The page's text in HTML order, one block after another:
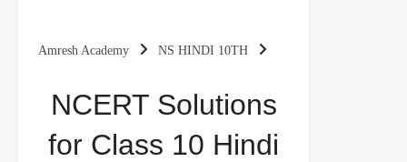
Amresh Academy NS HINDI 10TH
Chapter 8 कन्यादान
NCERT Solutions
for Class 10 Hindi